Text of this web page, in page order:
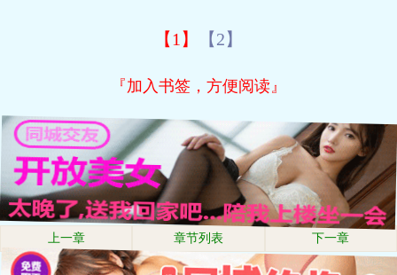
【1】 【2】
『加入书签，方便阅读』
上一章 章节列表 下一章